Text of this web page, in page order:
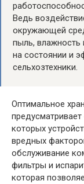
Ведь
окружающей
пыль, влажность
на состоянии и
сельхозтехники.
Оптимальное
которых
вредных
обслуживание
фильтры и
которая